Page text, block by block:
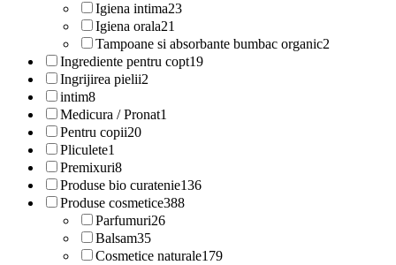
Igiena intima23
Igiena orala21
Tampoane si absorbante bumbac organic2
Ingrediente pentru copt19
Ingrijirea pielii2
intim8
Medicura / Pronat1
Pentru copii20
Pliculete1
Premixuri8
Produse bio curatenie136
Produse cosmetice388
Parfumuri26
Balsam35
Cosmetice naturale179